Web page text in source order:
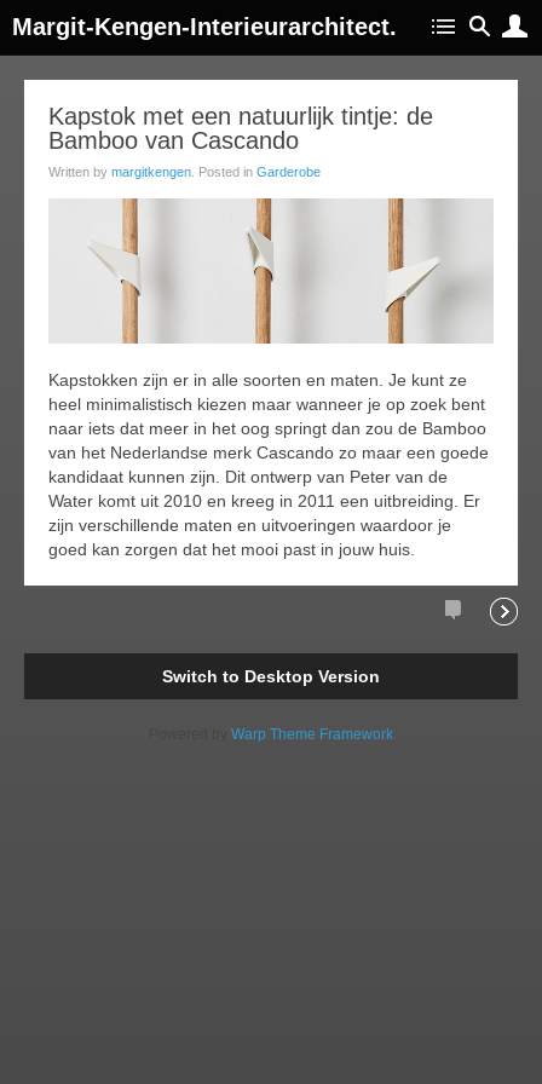
Margit-Kengen-Interieurarchitect.
Kapstok met een natuurlijk tintje: de
Bamboo van Cascando
Written by margitkengen . Posted in Garderobe
Kapstokken zijn er in alle soorten en maten. Je kunt ze
heel minimalistisch kiezen maar wanneer je op zoek bent
naar iets dat meer in het oog springt dan zou de Bamboo
van het Nederlandse merk Cascando zo maar een goede
kandidaat kunnen zijn. Dit ontwerp van Peter van de
Water komt uit 2010 en kreeg in 2011 een uitbreiding. Er
zijn verschillende maten en uitvoeringen waardoor je
goed kan zorgen dat het mooi past in jouw huis.
Comments
Switch to Desktop Version
Warp Theme Framework